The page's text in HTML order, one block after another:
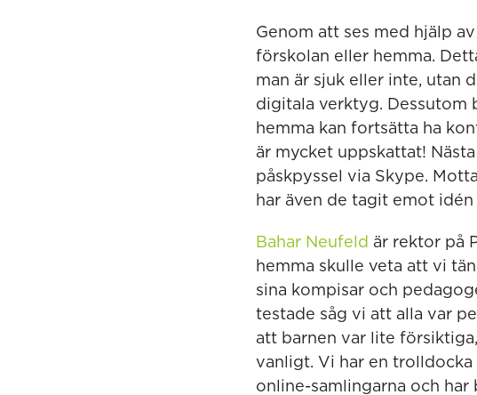
Genom att ses med hjälp
förskolan eller hemma.
man är sjuk eller inte, utan
digitala verktyg. Dessutom
hemma kan fortsätta ha
är mycket uppskattat!
påskpyssel via Skype.
har även de tagit emot idén
Bahar Neufeld är rektor på
hemma skulle veta att vi
sina kompisar och
testade såg vi att alla var
att barnen var lite
vanligt. Vi har en
online-samlingarna och